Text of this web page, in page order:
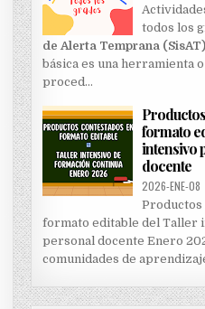
todos los
de Alerta Temprana (SisAT)
básica es una herramienta
proced…
formato
intensivo
docente
2026-ENE-08
Productos
formato editable del Taller
personal docente Enero
comunidades de